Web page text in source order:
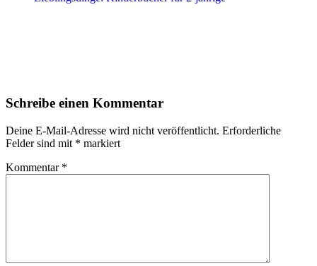
Interaktionen
Schreibe einen Kommentar
Deine E-Mail-Adresse wird nicht veröffentlicht. Erforderliche
Felder sind mit * markiert
Kommentar *